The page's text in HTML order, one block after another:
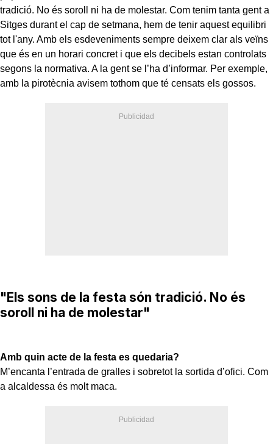
tradició. No és soroll ni ha de molestar. Com tenim tanta gent a
Sitges durant el cap de setmana, hem de tenir aquest equilibri
tot l'any. Amb els esdeveniments sempre deixem clar als veïns
que és en un horari concret i que els decibels estan controlats
segons la normativa. A la gent se l’ha d’informar. Per exemple,
amb la pirotècnia avisem tothom que té censats els gossos.
"Els sons de la festa són tradició. No és
soroll ni ha de molestar"
Amb quin acte de la festa es quedaria?
M’encanta l’entrada de gralles i sobretot la sortida d’ofici. Com
a alcaldessa és molt maca.